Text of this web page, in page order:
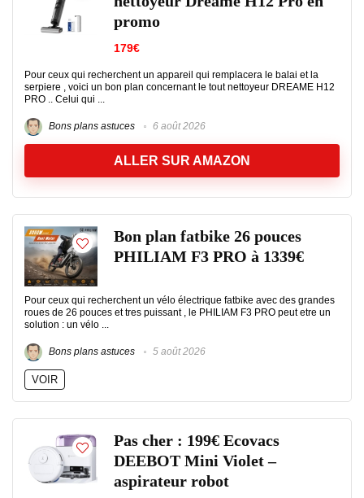
promo
179€
Pour ceux qui recherchent un appareil qui remplacera le balai et la
serpiere , voici un bon plan concernant le tout nettoyeur DREAME H12
PRO .. Celui qui ...
Bons plans astuces 6 août 2026
ALLER SUR AMAZON
Bon plan fatbike 26 pouces
PHILIAM F3 PRO à 1339€
Pour ceux qui recherchent un vélo électrique fatbike avec des grandes
roues de 26 pouces et tres puissant , le PHILIAM F3 PRO peut etre un
solution : un vélo ...
Bons plans astuces 5 août 2026
VOIR
Pas cher : 199€ Ecovacs
DEEBOT Mini Violet –
aspirateur robot